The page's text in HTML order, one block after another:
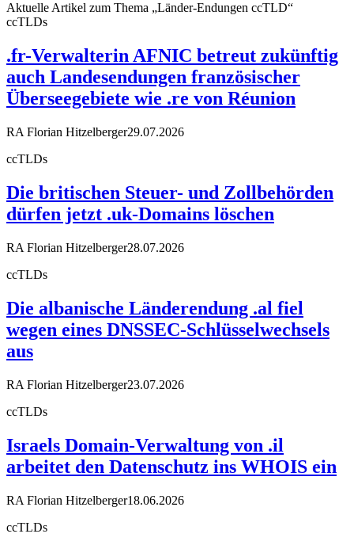
Aktuelle Artikel zum Thema „Länder-Endungen ccTLD“
ccTLDs
.fr-Verwalterin AFNIC betreut zukünftig
auch Landesendungen französischer
Überseegebiete wie .re von Réunion
RA Florian Hitzelberger29.07.2026
ccTLDs
Die britischen Steuer- und Zollbehörden
dürfen jetzt .uk-Domains löschen
RA Florian Hitzelberger28.07.2026
ccTLDs
Die albanische Länderendung .al fiel
wegen eines DNSSEC-Schlüsselwechsels
aus
RA Florian Hitzelberger23.07.2026
ccTLDs
Israels Domain-Verwaltung von .il
arbeitet den Datenschutz ins WHOIS ein
RA Florian Hitzelberger18.06.2026
ccTLDs